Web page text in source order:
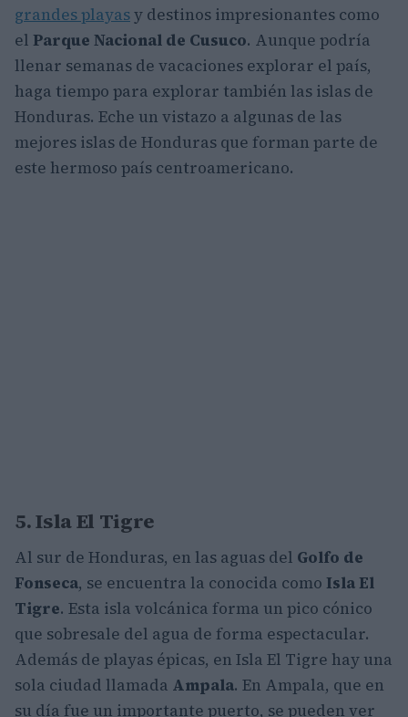
grandes playasy destinos impresionantes como
el Parque Nacional de Cusuco. Aunque podría
llenar semanas de vacaciones explorar el país,
haga tiempo para explorar también las islas de
Honduras. Eche un vistazo a algunas de las
mejores islas de Honduras que forman parte de
este hermoso país centroamericano.
5. Isla El Tigre
Al sur de Honduras, en las aguas del Golfo de
Fonseca, se encuentra la conocida como Isla El
Tigre. Esta isla volcánica forma un pico cónico
que sobresale del agua de forma espectacular.
Además de playas épicas, en Isla El Tigre hay una
sola ciudad llamada Ampala. En Ampala, que en
su día fue un importante puerto, se pueden ver